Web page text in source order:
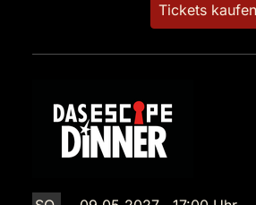
Tickets kaufen